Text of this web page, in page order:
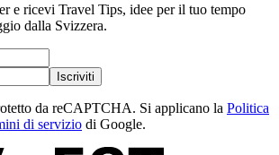
e ricevi Travel Tips, idee per il tuo tempo
dalla Svizzera.
Iscriviti
da reCAPTCHA. Si applicano la Politica
di servizio di Google.